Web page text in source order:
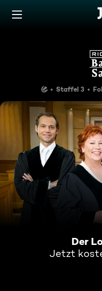
Zum Inhalt springen
Staffel 3
Der
Jetzt